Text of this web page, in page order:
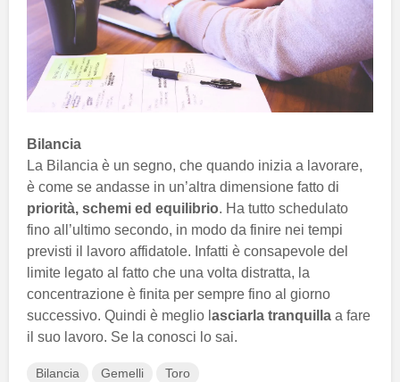
Bilancia
La Bilancia è un segno, che quando inizia a lavorare,
è come se andasse in un’altra dimensione fatto di
priorità, schemi ed equilibrio. Ha tutto schedulato
fino all’ultimo secondo, in modo da finire nei tempi
previsti il lavoro affidatole. Infatti è consapevole del
limite legato al fatto che una volta distratta, la
concentrazione è finita per sempre fino al giorno
successivo. Quindi è meglio l asciarla tranquilla a fare
il suo lavoro. Se la conosci lo sai.
Bilancia Gemelli Toro